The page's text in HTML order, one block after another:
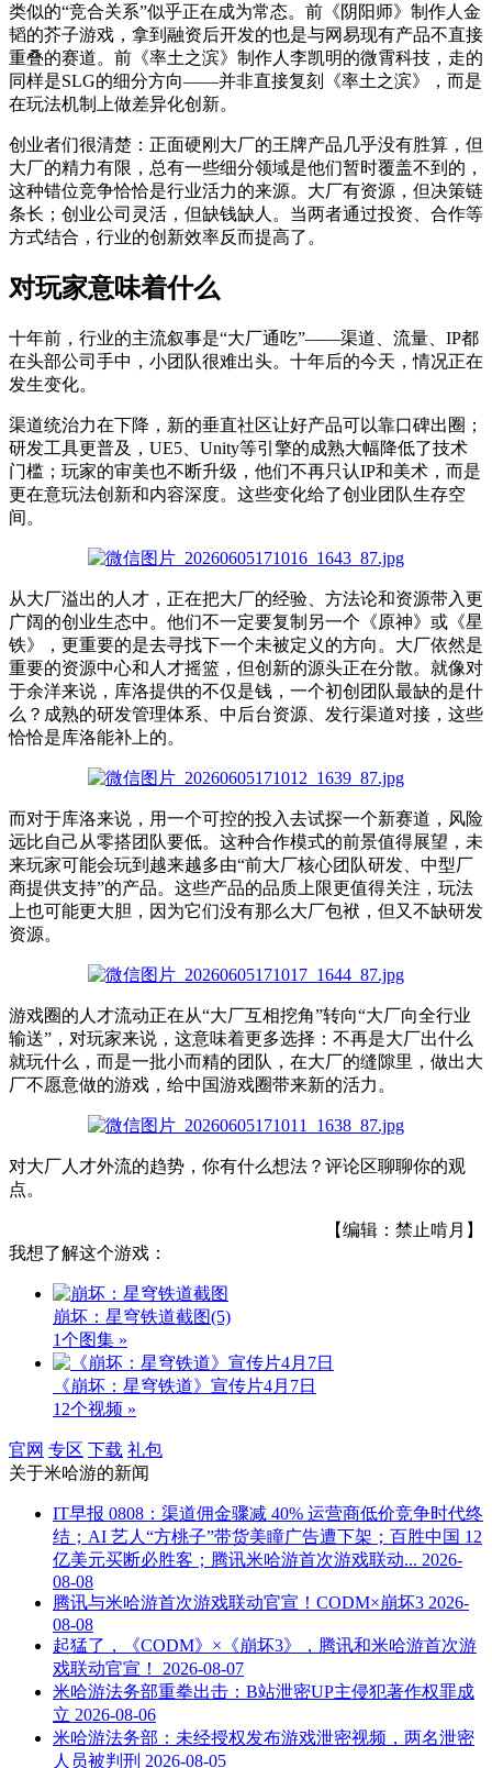
类似的“竞合关系”似乎正在成为常态。前《阴阳师》制作人金
韬的芥子游戏，拿到融资后开发的也是与网易现有产品不直接
重叠的赛道。前《率土之滨》制作人李凯明的微霄科技，走的
同样是SLG的细分方向——并非直接复刻《率土之滨》，而是
在玩法机制上做差异化创新。
创业者们很清楚：正面硬刚大厂的王牌产品几乎没有胜算，但
大厂的精力有限，总有一些细分领域是他们暂时覆盖不到的 ，
这种错位竞争恰恰是行业活力的来源。大厂有资源，但决策链
条长；创业公司灵活，但缺钱缺人。当两者通过投资、合作等
方式结合，行业的创新效率反而提高了。
对玩家意味着什么
十年前，行业的主流叙事是“大厂通吃”——渠道、流量、IP都
在头部公司手中，小团队很难出头。十年后的今天，情况正在
发生变化。
渠道统治力在下降， 新的垂直社区让好产品可以靠口碑出圈 ；
研发工具更普及，UE5、Unity等引擎的成熟大幅降低了技术
门槛 ； 玩家的审美也不断升级，他们不再只认IP和美术，而是
更在意玩法创新和内容深度。这些变化给了创业团队生存空
间。
从大厂溢出的人才，正在把大厂的经验、方法论和资源带入更
广阔的创业生态中。他们不一定要复制另一个《原神》或《星
铁》， 更重要的是去寻找下一个未被定义的方向。大厂依然是
重要的资源中心和人才摇篮，但创新的源头正在分散。 就像对
于余洋来说，库洛提供的不仅是钱 ， 一个初创团队最缺的是什
么？成熟的研发管理体系、中后台资源、发行渠道对接，这些
恰恰是库洛能补上的。
而对于库洛来说，用一个可控的投入去试探一个新赛道，风险
远比自己从零搭团队要低。这种合作模式的前景值得展望 ，未
来玩家可能会玩到越来越多由“前大厂核心团队研发、中型厂
商提供支持”的产品。这些产品的品质上限更值得关注，玩法
上也可能更大胆，因为它们没有那么大厂包袱，但又不缺研发
资源。
游戏圈的人才流动正在从“大厂互相挖角”转向“大厂向全行业
输送” ， 对玩家来说，这意味着更多选择 ： 不再是大厂出什么
就玩什么，而是一批小而精的团队，在大厂的缝隙里，做出大
厂不愿意做的游戏 ， 给中国游戏圈带来新的活力 。
对大厂人才外流的趋势 ， 你有什么想法 ？ 评论区聊聊你的观
点。
【编辑：禁止啃月】
我想了解这个游戏：
崩坏：星穹铁道截图(5)
1个图集 »
《崩坏：星穹铁道》宣传片4月7日
12个视频 »
官网 专区 下载 礼包
关于米哈游的新闻
IT早报 0808：渠道佣金骤减 40% 运营商低价竞争时代终
结；AI 艺人“方桃子”带货美瞳广告遭下架；百胜中国 12
亿美元买断必胜客；腾讯米哈游首次游戏联动... 2026-
08-08
腾讯与米哈游首次游戏联动官宣！CODM×崩坏3 2026-
08-08
起猛了，《CODM》×《崩坏3》，腾讯和米哈游首次游
戏联动官宣！
2026-08-07
米哈游法务部重拳出击：B站泄密UP主侵犯著作权罪成
立 2026-08-06
米哈游法务部：未经授权发布游戏泄密视频，两名泄密
人员被判刑 2026-08-05